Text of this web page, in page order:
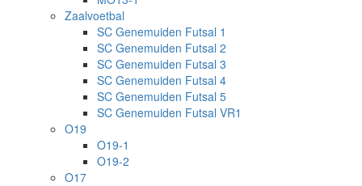
Zaalvoetbal
SC Genemuiden Futsal 1
SC Genemuiden Futsal 2
SC Genemuiden Futsal 3
SC Genemuiden Futsal 4
SC Genemuiden Futsal 5
SC Genemuiden Futsal VR1
O19
O19-1
O19-2
O17